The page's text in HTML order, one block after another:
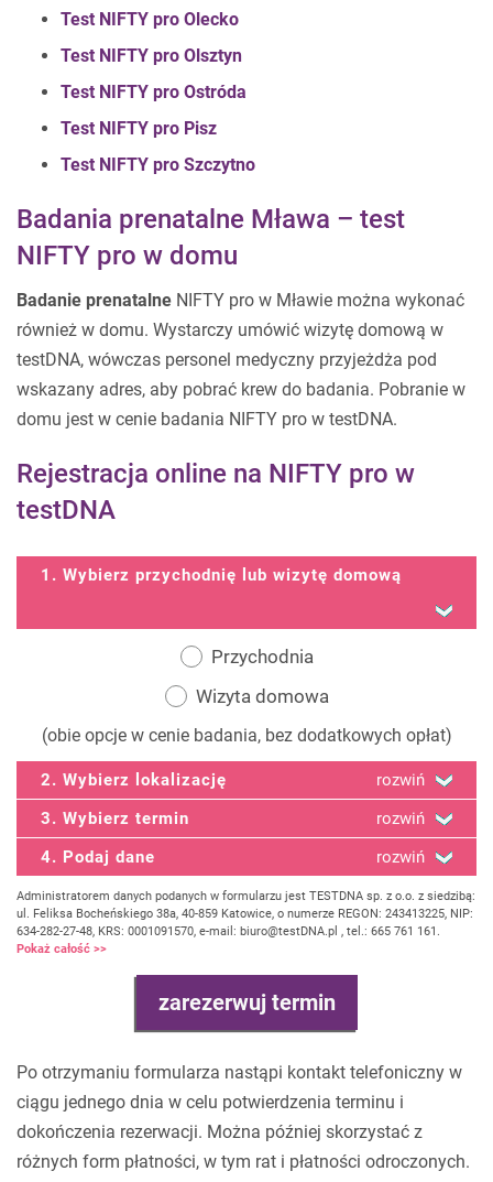
Test NIFTY pro Olecko
Test NIFTY pro Olsztyn
Test NIFTY pro Ostróda
Test NIFTY pro Pisz
Test NIFTY pro Szczytno
Badania prenatalne Mława – test
NIFTY pro w domu
Badanie prenatalne NIFTY pro w Mławie można wykonać
również w domu. Wystarczy umówić wizytę domową w
testDNA, wówczas personel medyczny przyjeżdża pod
wskazany adres, aby pobrać krew do badania. Pobranie w
domu jest w cenie badania NIFTY pro w testDNA.
Rejestracja online na NIFTY pro w
testDNA
1. Wybierz przychodnię lub wizytę domową
Przychodnia
Wizyta domowa
(obie opcje w cenie badania, bez dodatkowych opłat)
2. Wybierz lokalizację
rozwiń
3. Wybierz termin
rozwiń
4. Podaj dane
rozwiń
Administratorem danych podanych w formularzu jest TESTDNA sp. z o.o. z siedzibą:
ul. Feliksa Bocheńskiego 38a, 40-859 Katowice, o numerze REGON: 243413225, NIP:
634-282-27-48, KRS: 0001091570, e-mail: biuro@testDNA.pl , tel.: 665 761 161.
Pokaż całość >>
Po otrzymaniu formularza nastąpi kontakt telefoniczny w
ciągu jednego dnia w celu potwierdzenia terminu i
dokończenia rezerwacji. Można później skorzystać z
różnych form płatności, w tym rat i płatności odroczonych.